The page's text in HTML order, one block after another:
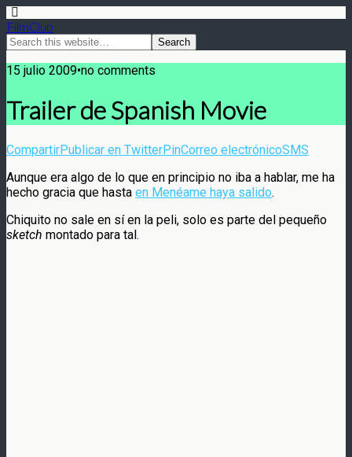
FilmClub
15 julio 2009•no comments
Trailer de Spanish Movie
CompartirPublicar en TwitterPinCorreo electrónicoSMS
Aunque era algo de lo que en principio no iba a hablar, me ha
hecho gracia que hasta en Menéame haya salido.
Chiquito no sale en sí en la peli, solo es parte del pequeño
sketch montado para tal.